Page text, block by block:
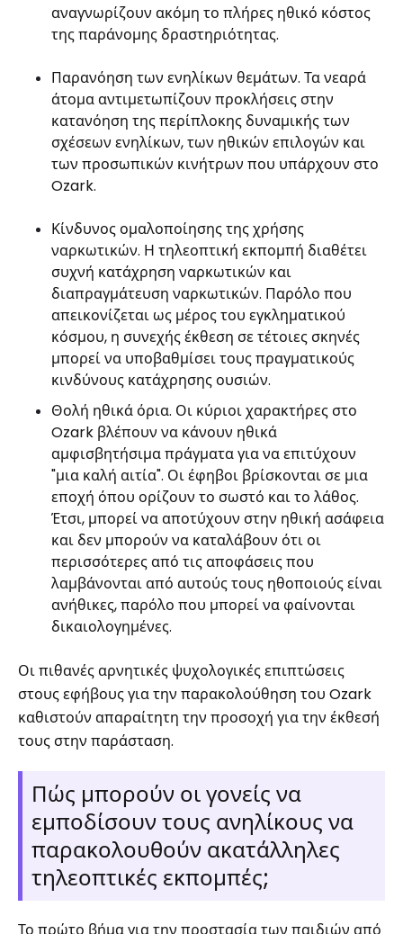
αναγνωρίζουν ακόμη το πλήρες ηθικό κόστος
της παράνομης δραστηριότητας.
Παρανόηση των ενηλίκων θεμάτων. Τα νεαρά
άτομα αντιμετωπίζουν προκλήσεις στην
κατανόηση της περίπλοκης δυναμικής των
σχέσεων ενηλίκων, των ηθικών επιλογών και
των προσωπικών κινήτρων που υπάρχουν στο
Ozark.
Κίνδυνος ομαλοποίησης της χρήσης
ναρκωτικών. Η τηλεοπτική εκπομπή διαθέτει
συχνή κατάχρηση ναρκωτικών και
διαπραγμάτευση ναρκωτικών. Παρόλο που
απεικονίζεται ως μέρος του εγκληματικού
κόσμου, η συνεχής έκθεση σε τέτοιες σκηνές
μπορεί να υποβαθμίσει τους πραγματικούς
κινδύνους κατάχρησης ουσιών.
Θολή ηθικά όρια. Οι κύριοι χαρακτήρες στο
Ozark βλέπουν να κάνουν ηθικά
αμφισβητήσιμα πράγματα για να επιτύχουν
"μια καλή αιτία". Οι έφηβοι βρίσκονται σε μια
εποχή όπου ορίζουν το σωστό και το λάθος.
Έτσι, μπορεί να αποτύχουν στην ηθική ασάφεια
και δεν μπορούν να καταλάβουν ότι οι
περισσότερες από τις αποφάσεις που
λαμβάνονται από αυτούς τους ηθοποιούς είναι
ανήθικες, παρόλο που μπορεί να φαίνονται
δικαιολογημένες.
Οι πιθανές αρνητικές ψυχολογικές επιπτώσεις
στους εφήβους για την παρακολούθηση του Ozark
καθιστούν απαραίτητη την προσοχή για την έκθεσή
τους στην παράσταση.
Πώς μπορούν οι γονείς να
εμποδίσουν τους ανηλίκους να
παρακολουθούν ακατάλληλες
τηλεοπτικές εκπομπές;